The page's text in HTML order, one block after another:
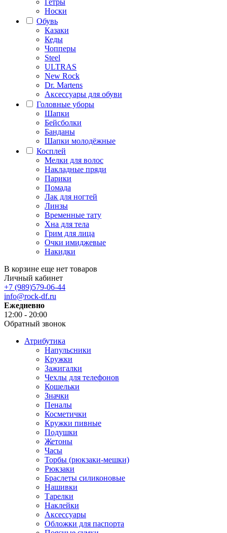
Гетры
Носки
Обувь
Казаки
Кеды
Чопперы
Steel
ULTRAS
New Rock
Dr. Martens
Аксессуары для обуви
Головные уборы
Шапки
Бейсболки
Банданы
Шапки молодёжные
Косплей
Мелки для волос
Накладные пряди
Парики
Помада
Лак для ногтей
Линзы
Временные тату
Хна для тела
Грим для лица
Очки имиджевые
Накидки
В корзине еще нет товаров
Личный кабинет
+7 (989)579-06-44
info@rock-df.ru
Ежедневно
12:00 - 20:00
Обратный звонок
Атрибутика
Напульсники
Кружки
Зажигалки
Чехлы для телефонов
Кошельки
Значки
Пеналы
Косметички
Кружки пивные
Подушки
Жетоны
Часы
Торбы (рюкзаки-мешки)
Рюкзаки
Браслеты силиконовые
Нашивки
Тарелки
Наклейки
Аксессуары
Обложки для паспорта